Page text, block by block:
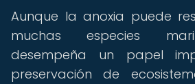
Aunque la anoxia puede
muchas especies
desempeña un papel
preservación de